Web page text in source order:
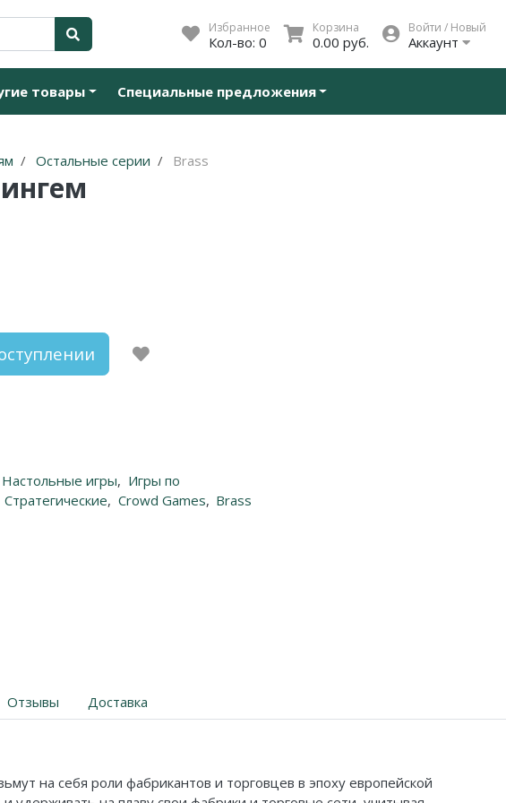
Избранное
Кол-во: 0
Корзина
0.00 руб.
Войти / Новый
Аккаунт
товары Специальные предложения
Остальные серии Brass
Настольные игры, Игры по
Стратегические, Crowd Games, Brass
Отзывы Доставка
на себя роли фабрикантов и торговцев в эпоху европейской